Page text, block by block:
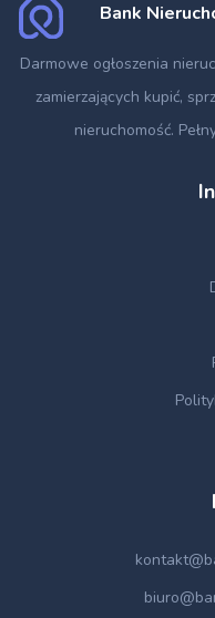
Bank
Darmowe ogłoszenia
zamierzających kupić,
nieruchomość.